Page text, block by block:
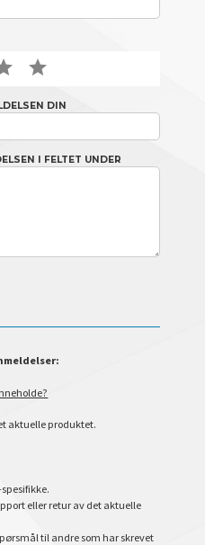
5 STAR
DIN
I FELTET UNDER
aktuelle produktet.
eller retur av det aktuelle
til andre som har skrevet